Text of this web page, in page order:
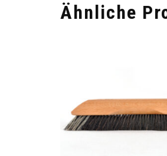
Ähnliche